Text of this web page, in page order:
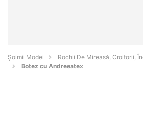
Șoimii Modei
Rochii De Mireasă, Croitorii,
Botez cu Andreeatex